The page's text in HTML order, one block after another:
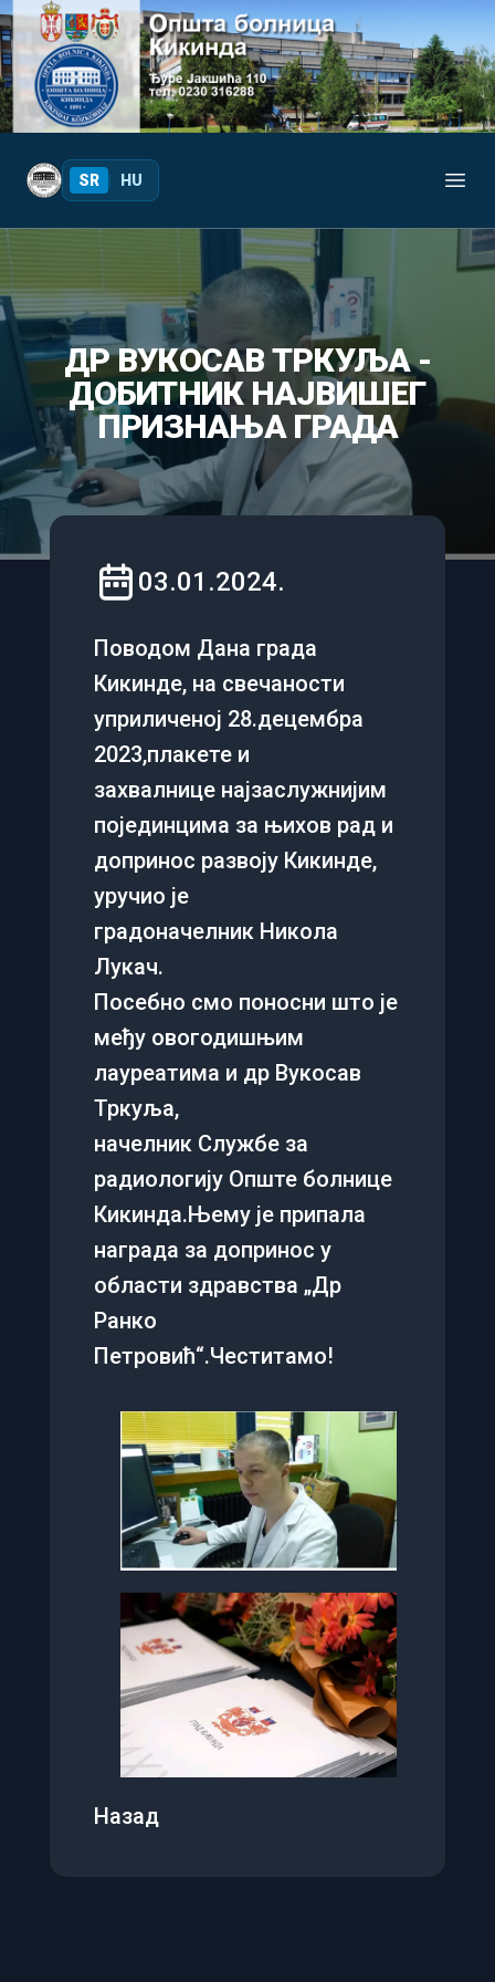
Your Company
SR HU
ДР ВУКОСАВ ТРКУЉА -
ДОБИТНИК НАЈВИШЕГ
ПРИЗНАЊА ГРАДА
03.01.2024.
​Поводом Дана града
Кикинде, на свечаности
уприличеној 28.децембра
2023,плакете и
захвалнице најзаслужнијим
појединцима за њихов рад и
допринос развоју Кикинде,
уручио је
градоначелник Никола
Лукач.
Посебно смо поносни што је
међу овогодишњим
лауреатима и др Вукосав
Тркуља,
начелник Службе за
радиологију Опште болнице
Кикинда.Њему је припала
награда за допринос у
области здравства „Др
Ранко
Петровић“.Честитамо!
Назад
Приступачност
100%
🌗 Црно-бело (Сиви тонови)